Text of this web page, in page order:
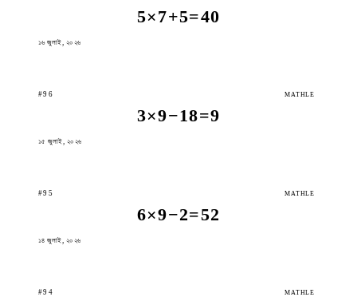
5×7+5=40
১৬ জুলাই, ২০২৬
#96 MATHLE
3×9−18=9
১৫ জুলাই, ২০২৬
#95 MATHLE
6×9−2=52
১৪ জুলাই, ২০২৬
#94 MATHLE